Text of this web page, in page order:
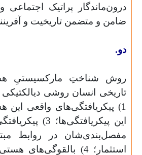
درون‌ماندگار پراتیک اجتماعی
ضامن و متضمن تاریخیت و
دو.
روش شناختِ مارکسیستیِ
تاریخی انسان روشی
این
مفصل‌بندی‌شان در روابط
استثمار؛ 4)